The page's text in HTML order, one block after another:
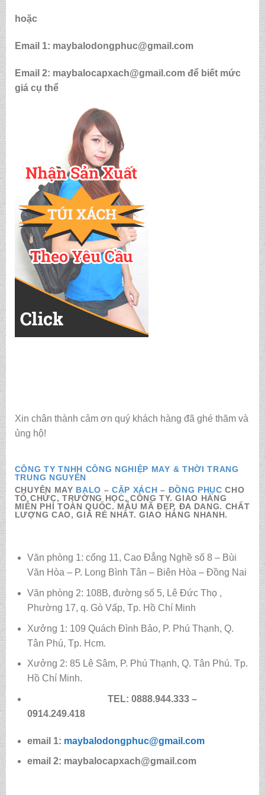
hoặc
Email 1: maybalodongphuc@gmail.com
Email 2: maybalocapxach@gmail.com để biết mức
giá cụ thể
Xin chân thành cảm ơn quý khách hàng đã ghé thăm và
ủng hộ!
CÔNG TY TNHH CÔNG NGHIỆP MAY & THỜI TRANG
TRUNG NGUYÊN
CHUYÊN MAY BALO –CẶP XÁCH – ĐỒNG PHỤC CHO
TỔ CHỨC, TRƯỜNG HỌC, CÔNG TY. GIAO HÀNG
MIỄN PHÍ TOÀN QUỐC. MẪU MÃ ĐẸP, ĐA DANG. CHẤT
LƯỢNG CAO, GIÁ RẺ NHẤT. GIAO HÀNG NHANH.
Văn phòng 1: cổng 11, Cao Đẳng Nghề số 8 – Bùi
Văn Hòa – P. Long Bình Tân – Biên Hòa – Đồng Nai
Văn phòng 2: 108B, đường số 5, Lê Đức Thọ ,
Phường 17, q. Gò Vấp, Tp. Hồ Chí Minh
Xưởng 1: 109 Quách Đình Bảo, P. Phú Thạnh, Q.
Tân Phú, Tp. Hcm.
Xưởng 2: 85 Lê Sâm, P. Phú Thạnh, Q. Tân Phú. Tp.
Hồ Chí Minh.
TEL: 0888.944.333 –
0914.249.418
email 1: maybalodongphuc@gmail.com
email 2: maybalocapxach@gmail.com